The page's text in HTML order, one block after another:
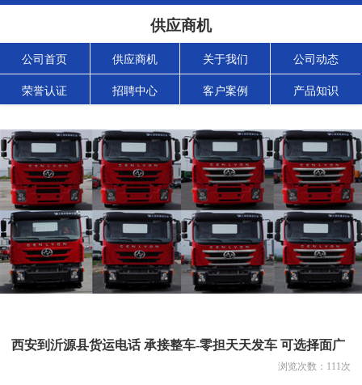
供应商机
公司首页 供应商机 关于我们 公司动态
荣誉认证 招聘中心 客户案例 产品知识
西安到沂源县货运电话 承接整车-零担天天发车 可选择面广
浏览次数： 111次